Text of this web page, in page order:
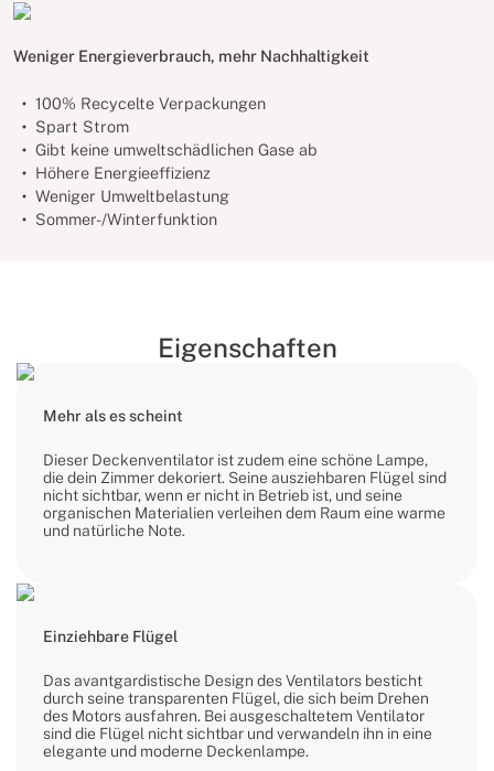
Weniger Energieverbrauch, mehr Nachhaltigkeit
100% Recycelte Verpackungen
Spart Strom
Gibt keine umweltschädlichen Gase ab
Höhere Energieeffizienz
Weniger Umweltbelastung
Sommer-/Winterfunktion
Eigenschaften
Mehr als es scheint
Dieser Deckenventilator ist zudem eine schöne Lampe,
die dein Zimmer dekoriert. Seine ausziehbaren Flügel sind
nicht sichtbar, wenn er nicht in Betrieb ist, und seine
organischen Materialien verleihen dem Raum eine warme
und natürliche Note.
Einziehbare Flügel
Das avantgardistische Design des Ventilators besticht
durch seine transparenten Flügel, die sich beim Drehen
des Motors ausfahren. Bei ausgeschaltetem Ventilator
sind die Flügel nicht sichtbar und verwandeln ihn in eine
elegante und moderne Deckenlampe.